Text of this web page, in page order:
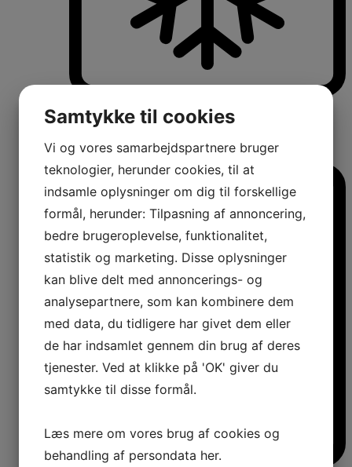
Køle-/fryseskabe
Fritstående køle-/fryseskabe
Køleskabe med fryseboks
Amerikanerkøleskabe
Samtykke til cookies
Vi og vores samarbejdspartnere bruger
teknologier, herunder cookies, til at
indsamle oplysninger om dig til forskellige
formål, herunder: Tilpasning af annoncering,
bedre brugeroplevelse, funktionalitet,
statistik og marketing. Disse oplysninger
kan blive delt med annoncerings- og
analysepartnere, som kan kombinere dem
med data, du tidligere har givet dem eller
de har indsamlet gennem din brug af deres
tjenester. Ved at klikke på 'OK' giver du
samtykke til disse formål.
Læs mere om vores brug af cookies og
behandling af persondata her.